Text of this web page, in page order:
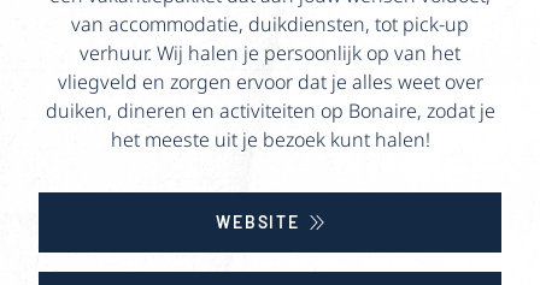
van accommodatie, duikdiensten, tot pick-up
verhuur. Wij halen je persoonlijk op van het
vliegveld en zorgen ervoor dat je alles weet over
duiken, dineren en activiteiten op Bonaire, zodat je
het meeste uit je bezoek kunt halen!
WEBSITE